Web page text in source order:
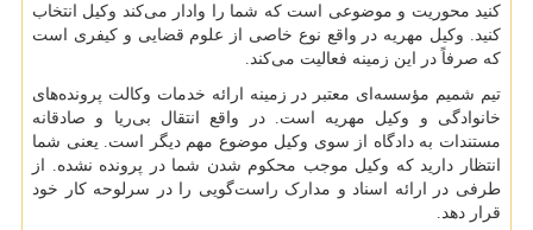
کنید محوریت و موضوعی است که شما را وادار می‌کند وکیل انتخاب
کنید. وکیل مهریه در واقع نوع خاصی از علوم قضایی و کیفری است
که صرفاً در این زمینه فعالیت می‌کند.
تیم شمیم مؤسسه‌ای معتبر در زمینه ارائه خدمات وکالت پرونده‌های
خانوادگی و وکیل مهریه است. در واقع انتقال بی‌ریا و صادقانه
مستندات به دادگاه از سوی وکیل موضوع مهم دیگر است. یعنی شما
انتظار دارید که وکیل موجب محکوم شدن شما در پرونده نشده. از
طرفی در ارائه اسناد و مدارک راست‌گویی را در سرلوحه کار خود
قرار دهد.